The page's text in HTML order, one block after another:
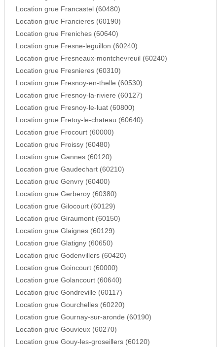
Location grue Francastel (60480)
Location grue Francieres (60190)
Location grue Freniches (60640)
Location grue Fresne-leguillon (60240)
Location grue Fresneaux-montchevreuil (60240)
Location grue Fresnieres (60310)
Location grue Fresnoy-en-thelle (60530)
Location grue Fresnoy-la-riviere (60127)
Location grue Fresnoy-le-luat (60800)
Location grue Fretoy-le-chateau (60640)
Location grue Frocourt (60000)
Location grue Froissy (60480)
Location grue Gannes (60120)
Location grue Gaudechart (60210)
Location grue Genvry (60400)
Location grue Gerberoy (60380)
Location grue Gilocourt (60129)
Location grue Giraumont (60150)
Location grue Glaignes (60129)
Location grue Glatigny (60650)
Location grue Godenvillers (60420)
Location grue Goincourt (60000)
Location grue Golancourt (60640)
Location grue Gondreville (60117)
Location grue Gourchelles (60220)
Location grue Gournay-sur-aronde (60190)
Location grue Gouvieux (60270)
Location grue Gouy-les-groseillers (60120)